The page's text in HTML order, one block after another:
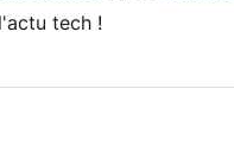
tech !